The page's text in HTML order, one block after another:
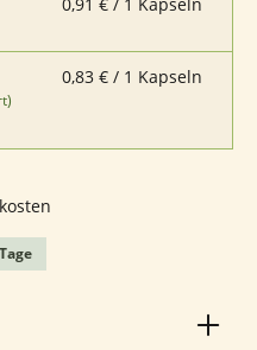
0,83 € / 1 Kapseln
Wert ein